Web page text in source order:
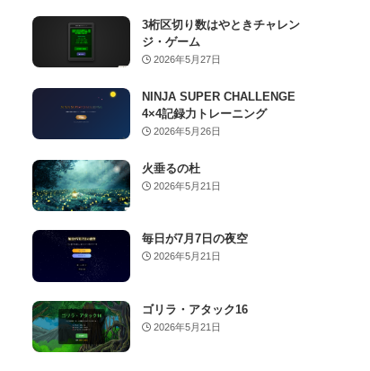
3桁区切り数はやときチャレン
ジ・ゲーム
2026年5月27日
NINJA SUPER CHALLENGE
4×4記録力トレーニング
2026年5月26日
火垂るの杜
2026年5月21日
毎日が7月7日の夜空
2026年5月21日
ゴリラ・アタック16
2026年5月21日